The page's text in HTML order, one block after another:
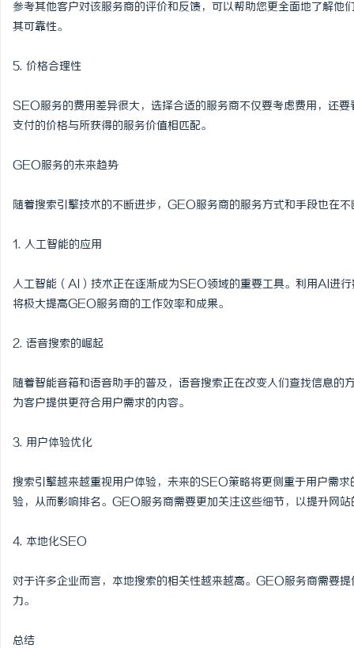
参考其他客户对该服务商的评价和反馈，可以帮助您更全面地了解
其可靠性。
5. 价格合理性
SEO服务的费用差异很大，选择合适的服务商不仅要考虑费用，还
支付的价格与所获得的服务价值相匹配。
GEO服务的未来趋势
随着搜索引擎技术的不断进步，GEO服务商的服务方式和手段也在
1. 人工智能的应用
人工智能（AI）技术正在逐渐成为SEO领域的重要工具。利用AI进
将极大提高GEO服务商的工作效率和成果。
2. 语音搜索的崛起
随着智能音箱和语音助手的普及，语音搜索正在改变人们查找信息
为客户提供更符合用户需求的内容。
3. 用户体验优化
搜索引擎越来越重视用户体验，未来的SEO策略将更侧重于用户需
验，从而影响排名。GEO服务商需要更加关注这些细节，以提升网站
4. 本地化SEO
对于许多企业而言，本地搜索的相关性越来越高。GEO服务商需要
力。
总结